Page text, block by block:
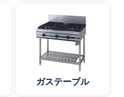
ガステーブル